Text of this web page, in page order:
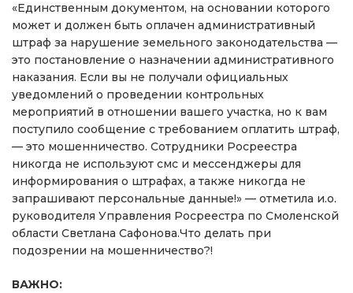
«Единственным документом, на основании которого
может и должен быть оплачен административный
штраф за нарушение земельного законодательства —
это постановление о назначении административного
наказания. Если вы не получали официальных
уведомлений о проведении контрольных
мероприятий в отношении вашего участка, но к вам
поступило сообщение с требованием оплатить штраф,
— это мошенничество. Сотрудники Росреестра
никогда не используют смс и мессенджеры для
информирования о штрафах, а также никогда не
запрашивают персональные данные!» — отметила и.о.
руководителя Управления Росреестра по Смоленской
области Светлана Сафонова.Что делать при
подозрении на мошенничество?!
ВАЖНО: